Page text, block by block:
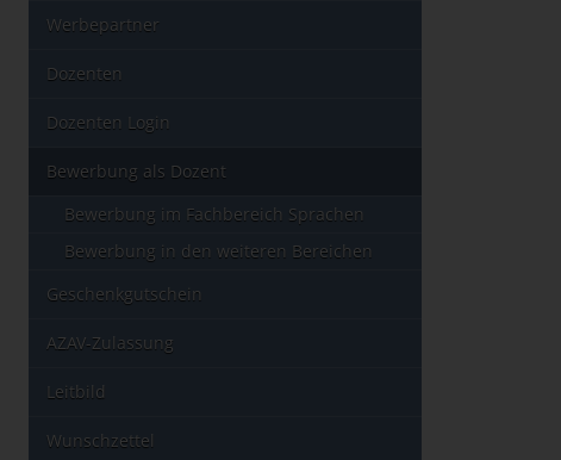
Werbepartner
Dozenten
Dozenten Login
Bewerbung als Dozent
Bewerbung im Fachbereich Sprachen
Bewerbung in den weiteren Bereichen
Geschenkgutschein
AZAV-Zulassung
Leitbild
Wunschzettel